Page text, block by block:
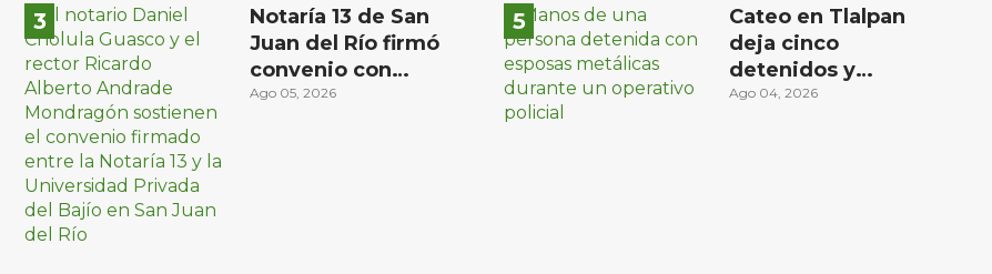
Notaría 13 de San
Juan del Río firmó
convenio con
Universidad del
Ago 05, 2026
Cateo en Tlalpan
deja cinco
detenidos y
decomiso de droga
Ago 04, 2026